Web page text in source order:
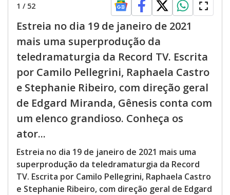
1 / 52
Estreia no dia 19 de janeiro de 2021
mais uma superprodução da
teledramaturgia da Record TV. Escrita
por Camilo Pellegrini, Raphaela Castro
e Stephanie Ribeiro, com direção geral
de Edgard Miranda, Gênesis conta com
um elenco grandioso. Conheça os
ator...
Estreia no dia 19 de janeiro de 2021 mais uma
superprodução da teledramaturgia da Record
TV. Escrita por Camilo Pellegrini, Raphaela Castro
e Stephanie Ribeiro, com direção geral de Edgard